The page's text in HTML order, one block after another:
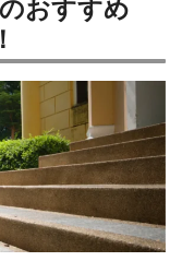
おすすめ